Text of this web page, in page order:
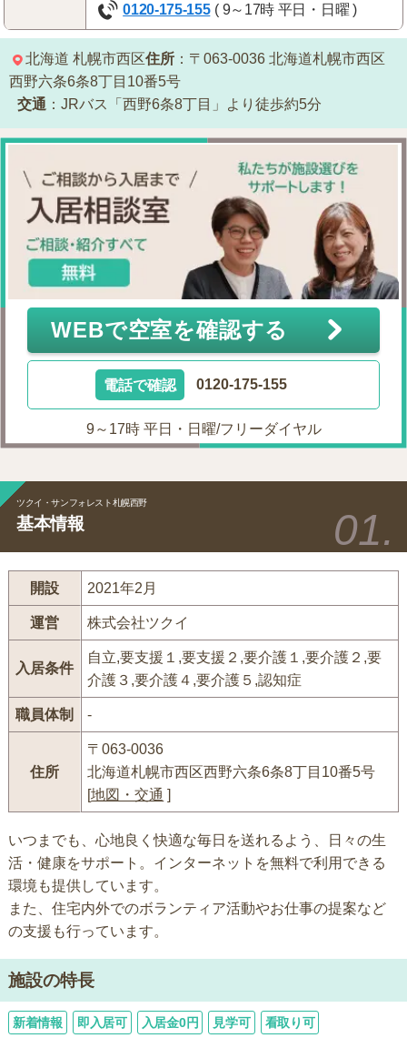
0120-175-155 ( 9～17時 平日・日曜 )
北海道 札幌市西区住所 ：〒063-0036 北海道札幌市西区
西野六条6条8丁目10番5号
交通 ：JRバス「西野6条8丁目」より徒歩約5分
WEBで空室を確認する
電話で確認 0120-175-155
9～17時 平日・日曜/フリーダイヤル
ツクイ・サンフォレスト札幌西野
基本情報
開設 2021年2月
運営 株式会社ツクイ
入居条件
自立,要支援１,要支援２,要介護１,要介護２,要
介護３,要介護４,要介護５,認知症
職員体制 -
住所
〒063-0036
北海道札幌市西区西野六条6条8丁目10番5号
[地図・交通 ]
いつまでも、心地良く快適な毎日を送れるよう、日々の生
活・健康をサポート。インターネットを無料で利用できる
環境も提供しています。
また、住宅内外でのボランティア活動やお仕事の提案など
の支援も行っています。
施設の特長
新着情報 即入居可 入居金0円 見学可 看取り可